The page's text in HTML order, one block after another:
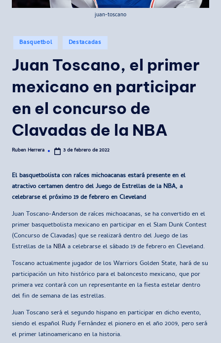
juan-toscano
Publicado
en
Basquetbol Destacadas
Juan Toscano, el primer
mexicano en participar
en el concurso de
Clavadas de la NBA
Publicado
Ruben Herrera 3 de febrero de 2022
El basquetbolista con raíces michoacanas estará presente en el
atractivo certamen dentro del Juego de Estrellas de la NBA, a
celebrarse el próximo 19 de febrero en Cleveland
Juan Toscano-Anderson de raíces michoacanas, se ha convertido en el
primer basquetbolista mexicano en participar en el Slam Dunk Contest
(Concurso de Clavadas) que se realizará dentro del Juego de las
Estrellas de la NBAa celebrarse el sábado 19 de febrero en Cleveland.
Toscano actualmente jugador de los Warriors Golden State, hará de su
participación un hito histórico para el baloncesto mexicano, que por
primera vez contará con un representante en la fiesta estelar dentro
del fin de semana de las estrellas.
Juan Toscano será el segundo hispano en participar en dicho evento,
siendo el español Rudy Fernández el pionero en el año 2009, pero será
el primer latinoamericano en la historia.